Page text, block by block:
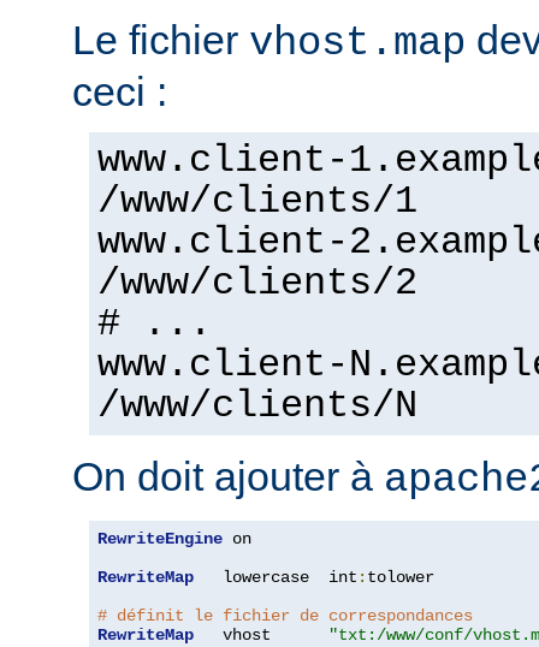
Le fichier vhost.map
ceci :
www.client-
/www/clients/1
www.client-
/www/clients/2
# ...
www.client-
/www/clients/N
On doit ajouter à
RewriteEngine on
RewriteMap
   lowercase  int
: tolower
# définit le fichier de correspondances
RewriteMap
   vhost
"txt:/www/conf/